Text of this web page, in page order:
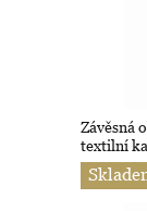
Závěsná
textilní